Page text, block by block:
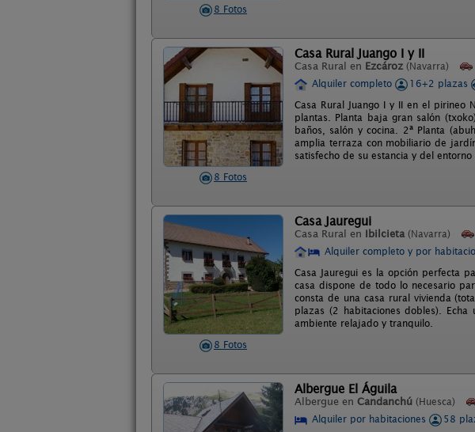
8 Fotos
8 Fotos
Casa Rural Juango I y II
Casa Rural en Ezcároz (Navarra)
Alquiler completo
16+2 plazas
Casa Rural Juango I y II en el pirineo
plantas. Planta baja gran salón
baños, salón y cocina. 2ª Planta
amplia terraza con mobiliario de
satisfecho de su estancia y del entorno
8 Fotos
Casa Jauregui
Casa Rural en Ibilcieta (Navarra)
Alquiler completo y por
Casa Jauregui es la opción perfecta
casa dispone de todo lo necesario
consta de una casa rural vivienda
plazas (2 habitaciones dobles).
ambiente relajado y tranquilo.
Albergue El Águila
Albergue en Candanchú (Huesca)
Alquiler por habitaciones
58